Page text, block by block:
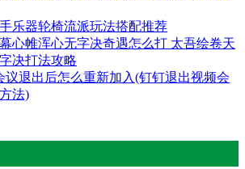
乐器轮椅流派玩法搭配推荐
心帷浑心无字决奇遇怎么打 太吾绘卷天
决打法攻略
议退出后怎么重新加入(钉钉退出视频会
法)